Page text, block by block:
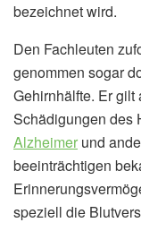
bezeichnet wird.
Den Fachleuten
genommen sogar
Gehirnhälfte. Er
Schädigungen des
Alzheimer und
beeinträchtigen
speziell die